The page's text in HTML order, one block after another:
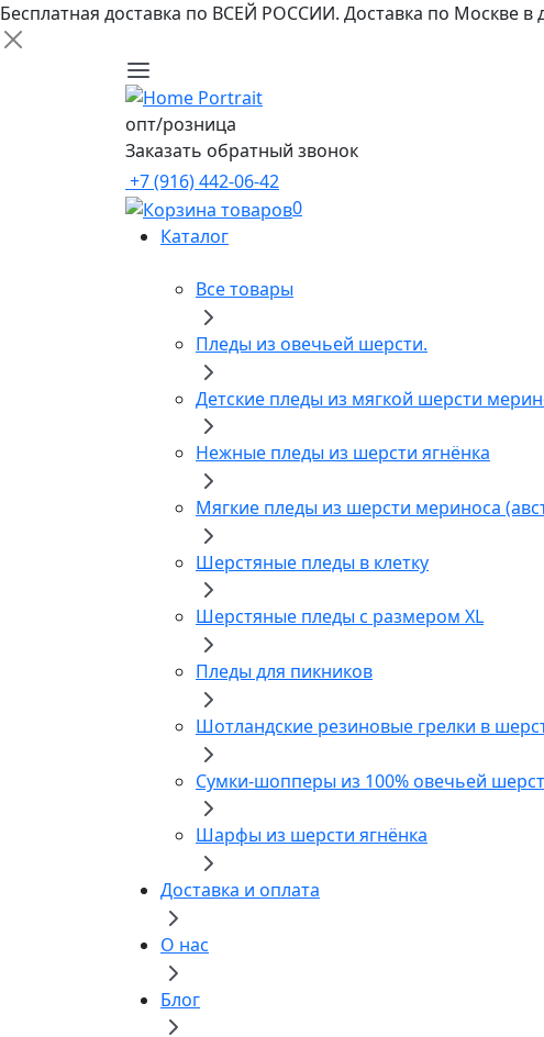
Бесплатная доставка по ВСЕЙ РОССИИ. Доставка по Москве в
опт/розница
Заказать обратный звонок
+7 (916) 442-06-42
0
Каталог
Все товары
Пледы из овечьей шерсти.
Детские пледы из мягкой шерсти
Нежные пледы из шерсти ягнёнка
Мягкие пледы из шерсти мериноса
Шерстяные пледы в клетку
Шерстяные пледы с размером XL
Пледы для пикников
Шотландские резиновые грелки в
Сумки-шопперы из 100% овечьей
Шарфы из шерсти ягнёнка
Доставка и оплата
О нас
Блог